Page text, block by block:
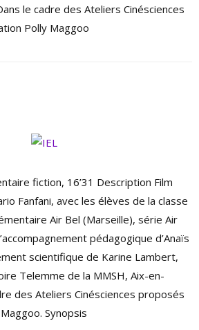
le cadre des Ateliers Cinésciences
Polly Maggoo
fiction, 16’31 Description Film
Fanfani, avec les élèves de la classe
Air Bel (Marseille), série Air
pédagogique d’Anaïs
scientifique de Karine Lambert,
Telemme de la MMSH, Aix-en-
des Ateliers Cinésciences proposés
Synopsis